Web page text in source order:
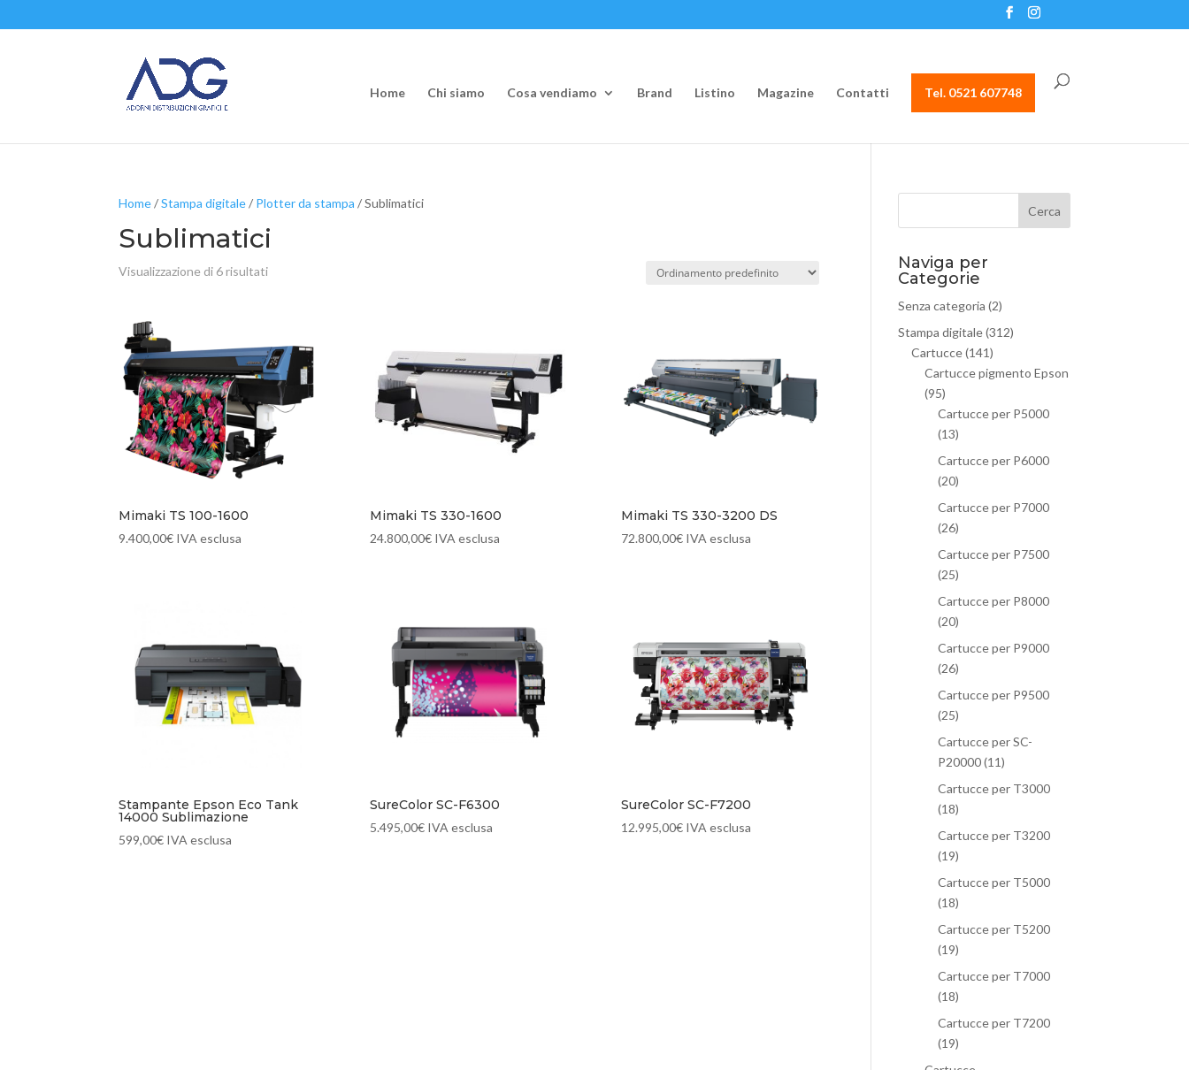
Home Chi siamo Cosa vendiamo Brand Listino Magazine Contatti Tel. 0521 607748
Home/Stampa digitale/ Plotter da stampa / Sublimatici
Sublimatici
Visualizzazione di 6 risultati
Mimaki TS 100-1600
9.400,00€ IVA esclusa
Mimaki TS 330-1600
24.800,00€ IVA esclusa
Mimaki TS 330-3200 DS
72.800,00€ IVA esclusa
Stampante Epson Eco Tank
14000 Sublimazione
599,00€ IVA esclusa
SureColor SC-F6300
5.495,00€ IVA esclusa
SureColor SC-F7200
12.995,00€ IVA esclusa
Naviga per
Categorie
Senza categoria (2)
Stampa digitale(312)
Cartucce(141)
Cartucce pigmento Epson
(95)
Cartucce per P5000
(13)
Cartucce per P6000
(20)
Cartucce per P7000
(26)
Cartucce per P7500
(25)
Cartucce per P8000
(20)
Cartucce per P9000
(26)
Cartucce per P9500
(25)
Cartucce per SC-
P20000(11)
Cartucce per T3000
(18)
Cartucce per T3200
(19)
Cartucce per T5000
(18)
Cartucce per T5200
(19)
Cartucce per T7000
(18)
Cartucce per T7200
(19)